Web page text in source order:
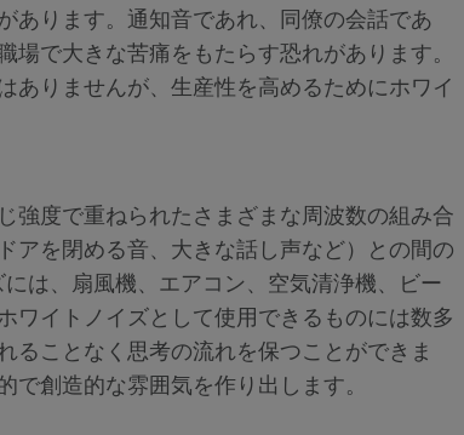
あります。通知音であれ、同僚の会話であ
で大きな苦痛をもたらす恐れがあります。
ありませんが、生産性を高めるためにホワイ
強度で重ねられたさまざまな周波数の組み合
アを閉める音、大きな話し声など）との間の
は、扇風機、エアコン、空気清浄機、ビー
ワイトノイズとして使用できるものには数多
ることなく思考の流れを保つことができま
創造的な雰囲気を作り出します。